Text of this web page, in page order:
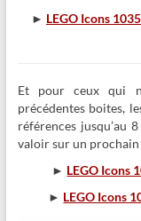
► LEGO Icons
Et pour ceux qui
précédentes boites,
références jusqu’au
valoir sur un prochain
► LEGO Icons
► LEGO Icons